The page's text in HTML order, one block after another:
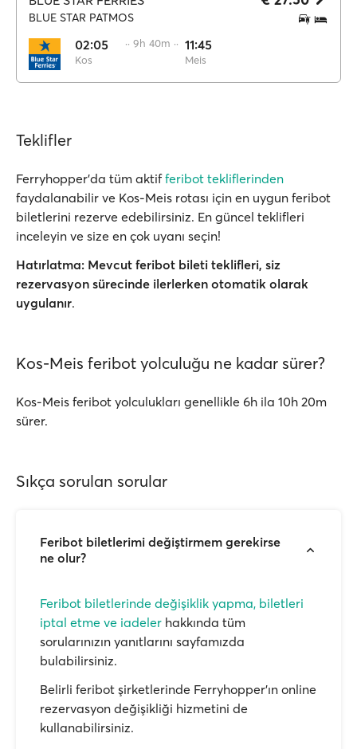
BLUE STAR PATMOS
02:05
Kos
·· 9h 40m ·· 11:45
Meis
Teklifler
Ferryhopper'da tüm aktifferibot tekliflerinden
faydalanabilir ve Kos-Meis rotası için en uygun feribot
biletlerini rezerve edebilirsiniz. En güncel teklifleri
inceleyin ve size en çok uyanı seçin!
Hatırlatma: Mevcut feribot bileti teklifleri, siz
rezervasyon sürecinde ilerlerken otomatik olarak
uygulanır.
Kos-Meis feribot yolculuğu ne kadar sürer?
Kos-Meis feribot yolculukları genellikle 6h ila 10h 20m
sürer.
Sıkça sorulan sorular
Feribot biletlerimi değiştirmem gerekirse
ne olur?
Feribot biletlerinde değişiklik yapma, biletleri
iptal etme ve iadeler hakkında tüm
sorularınızın yanıtlarını sayfamızda
bulabilirsiniz.
Belirli feribot şirketlerinde Ferryhopper'ın online
rezervasyon değişikliği hizmetini de
kullanabilirsiniz.